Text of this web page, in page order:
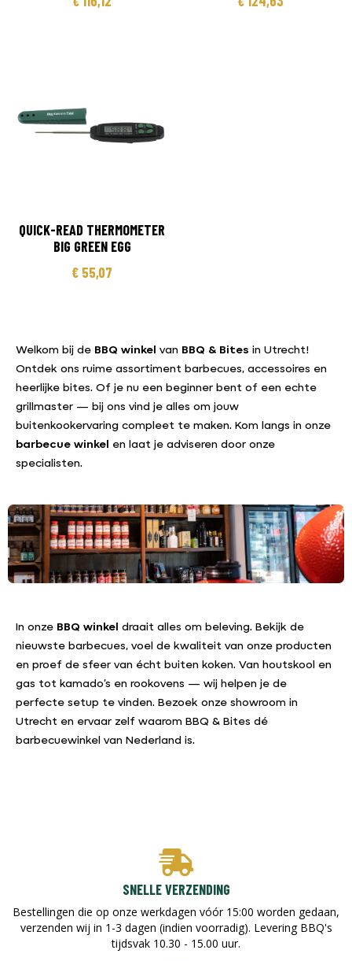
QUICK-READ THERMOMETER
BIG GREEN EGG
€ 55,07
Welkom bij de BBQ winkel van BBQ & Bites in Utrecht!
Ontdek ons ruime assortiment barbecues, accessoires en
heerlijke bites. Of je nu een beginner bent of een echte
grillmaster — bij ons vind je alles om jouw
buitenkookervaring compleet te maken. Kom langs in onze
barbecue winkel en laat je adviseren door onze
specialisten.
In onze BBQ winkel draait alles om beleving. Bekijk de
nieuwste barbecues, voel de kwaliteit van onze producten
en proef de sfeer van écht buiten koken. Van houtskool en
gas tot kamado’s en rookovens — wij helpen je de
perfecte setup te vinden. Bezoek onze showroom in
Utrecht en ervaar zelf waarom BBQ & Bites dé
barbecuewinkel van Nederland is.
SNELLE VERZENDING
Bestellingen die op onze werkdagen vóór 15:00 worden gedaan,
verzenden wij in 1-3 dagen (indien voorradig). Levering BBQ's
tijdsvak 10.30 - 15.00 uur.